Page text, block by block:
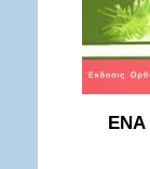
ΕΝΑ